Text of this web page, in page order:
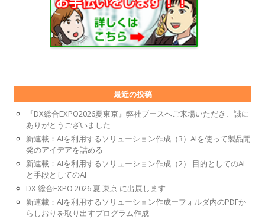
最近の投稿
『DX総合EXPO2026夏東京』弊社ブースへご来場いただき、誠に
ありがとうございました
新連載：AIを利用するソリューション作成（3）AIを使って製品開
発のアイデアを詰める
新連載：AIを利用するソリューション作成（2） 目的としてのAI
と手段としてのAI
DX 総合EXPO 2026 夏 東京 に出展します
新連載：AIを利用するソリューション作成ーフォルダ内のPDFか
らしおりを取り出すプログラム作成